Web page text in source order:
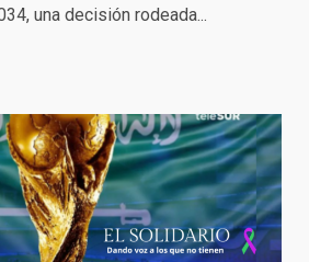
una decisión rodeada...